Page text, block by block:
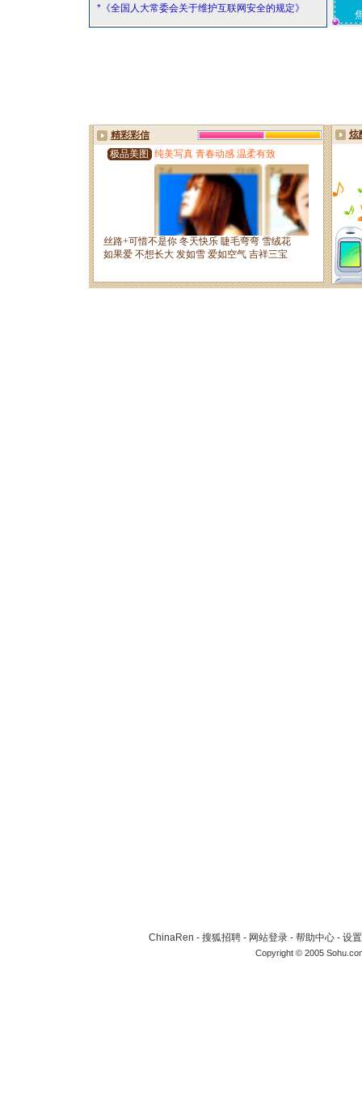
*《全国人大常委会关于维护互联网安全的规定》
ChinaRen - 搜狐招聘 - 网站登录 - 帮助中心 - 设
Copyright © 2005